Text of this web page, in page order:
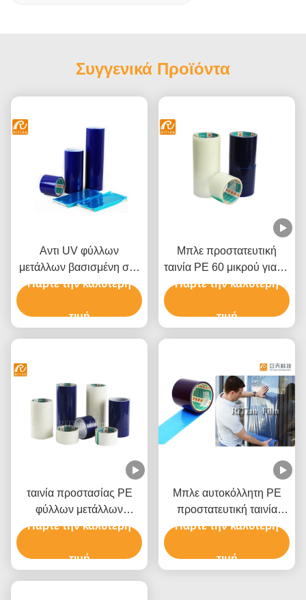
Συγγενικά Προϊόντα
Αντι UV φύλλων
μετάλλων βασισμένη στο
διαλύτη κόλλα ταινιών
προστατευτική
Πάρτε την καλύτερη
τιμή
Μπλε προστατευτική
ταινία PE 60 μικρού για το
αλουμίνιο ανοξείδωτου
Πάρτε την καλύτερη
τιμή
ταινία προστασίας PE
φύλλων μετάλλων
0.05mm μπλε για τη
αργιλίου
Πάρτε την καλύτερη
τιμή
Μπλε αυτοκόλλητη PE
προστατευτική ταινία
παραθύρων ταινιών
Πάρτε την καλύτερη
τιμή